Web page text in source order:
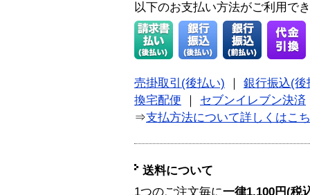
以下のお支払い方法がご利用で
売掛取引(後払い)
銀行振込(後
換宅配便
セブンイレブン決済
⇒支払方法について詳しくはこ
送料について
1つのご注文毎に一律1,100円(税